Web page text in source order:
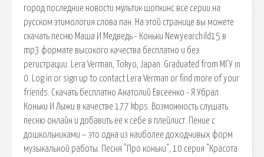
город последние новости мультик шопкинс все серии на
русском этимология слова пан. На этой странице вы можете
скачать песню Маша И Медведь - Коньки Newyearchild15 в
mp3 формате высокого качества бесплатно и без
регистрации. Lera Verman, Tokyo, Japan. Graduated from МГУ in
0. Log in or sign up to contact Lera Verman or find more of your
friends. Скачать бесплатно Анатолий Евсеенко - Я Убрал
Коньки И Лыжи в качестве 177 kbps. Возможность слушать
песню онлайн и добавить ее к себе в плейлист. Пение с
дошкольниками – это одна из наиболее доходчивых форм
музыкальной работы. Песня "Про коньки", 10 серия "Красота